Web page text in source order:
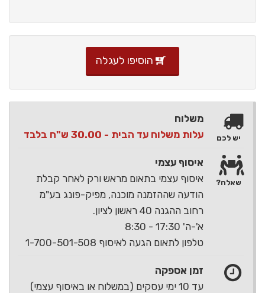
הוסיפו לעגלה
משלוח
עלות משלוח עד הבית - 30.00 ש"ח בלבד
איסוף עצמי
איסוף עצמי בתאום מראש ורק לאחר קבלת
הודעה שההזמנה מוכנה, מפיק-פונג בע"מ
רחוב ההגנה 40 ראשון לציון.
א'-ה' 17:30 - 8:30
טלפון לתאום הגעה לאיסוף 1-700-501-508
זמן אספקה
עד 10 ימי עסקים (במשלוח או באיסוף עצמי)
יש לכם
שאלה?